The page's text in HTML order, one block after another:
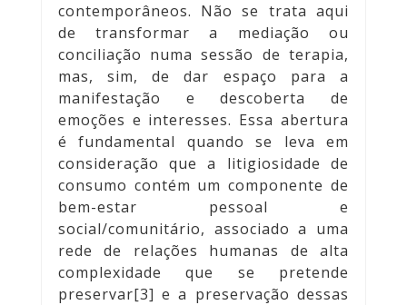
contemporâneos. Não se trata aqui
de transformar a mediação ou
conciliação numa sessão de terapia,
mas, sim, de dar espaço para a
manifestação e descoberta de
emoções e interesses. Essa abertura
é fundamental quando se leva em
consideração que a litigiosidade de
consumo contém um componente de
bem-estar pessoal e
social/comunitário, associado a uma
rede de relações humanas de alta
complexidade que se pretende
preservar[3] e a preservação dessas